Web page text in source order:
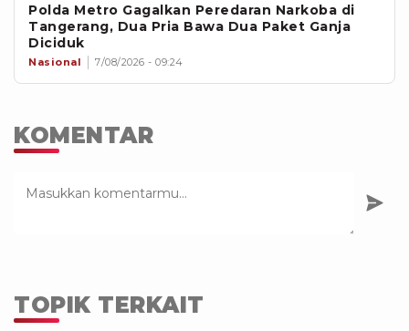
Polda Metro Gagalkan Peredaran Narkoba di
Tangerang, Dua Pria Bawa Dua Paket Ganja
Diciduk
Nasional 7/08/2026 - 09:24
KOMENTAR
TOPIK TERKAIT